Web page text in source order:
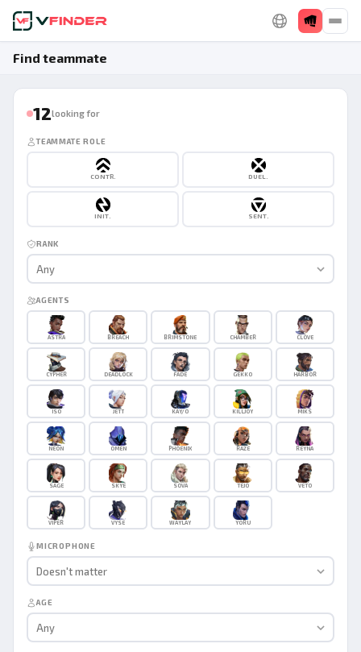
Find teammate
12looking for
TEAMMATE ROLE
CONTR. DUEL.
INIT. SENT.
RANK
Any
AGENTS
ASTRA BREACH BRIMSTONE CHAMBER CLOVE
CYPHER DEADLOCK FADE GEKKO HARBOR
ISO JETT KAY/O KILLJOY MIKS
NEON OMEN PHOENIX RAZE REYNA
SAGE SKYE SOVA TEJO VETO
VIPER VYSE WAYLAY YORU
MICROPHONE
Doesn't matter
AGE
Any